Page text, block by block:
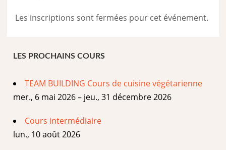
Les inscriptions sont fermées pour cet événement.
LES PROCHAINS COURS
TEAM BUILDING Cours de cuisine végétarienne
mer., 6 mai 2026 – jeu., 31 décembre 2026
Cours intermédiaire
lun., 10 août 2026